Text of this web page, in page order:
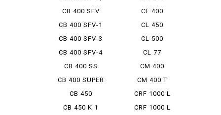
TRAIN...
CB 400 SFV
BOLDOR
CB 400 SFV-1
CB 400 SFV-3
BOLDOR
CB 400 SFV-4
BOLDO...
CB 400 SS
CB 400 SUPER
BOL ...
CB 450
CB 450 K 1
CL 400
CL 450
CL 500
CL 77
CM 400
CM 400 T
CRF 1000 L
AFRICA ...
CRF 1000 L